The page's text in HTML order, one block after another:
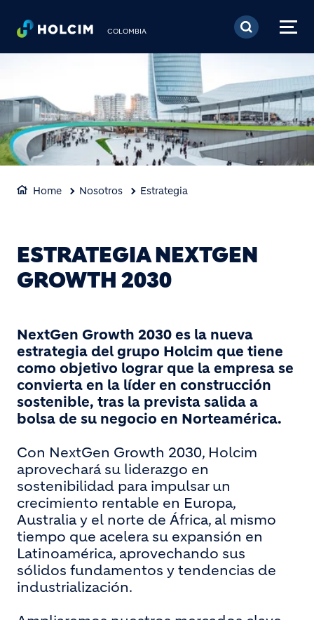
Pasar al contenido
COLOMBIA
Home Nosotros Estrategia
ESTRATEGIA NEXTGEN
GROWTH 2030
NextGen Growth 2030 es la nueva
estrategia del grupo Holcim que tiene
como objetivo lograr que la empresa se
convierta en la líder en construcción
sostenible, tras la prevista salida a
bolsa de su negocio en Norteamérica.
Con NextGen Growth 2030, Holcim
aprovechará su liderazgo en
sostenibilidad para impulsar un
crecimiento rentable en Europa,
Australia y el norte de África, al mismo
tiempo que acelera su expansión en
Latinoamérica, aprovechando sus
sólidos fundamentos y tendencias de
industrialización.